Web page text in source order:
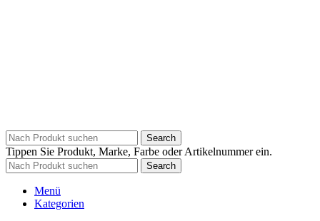
Search
Tippen Sie Produkt, Marke, Farbe oder Artikelnummer ein.
Search
Menü
Kategorien